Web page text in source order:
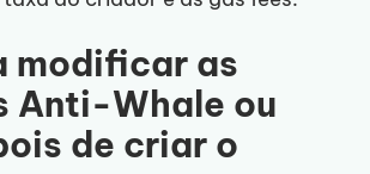
modificar as
Anti-Whale ou
de criar o